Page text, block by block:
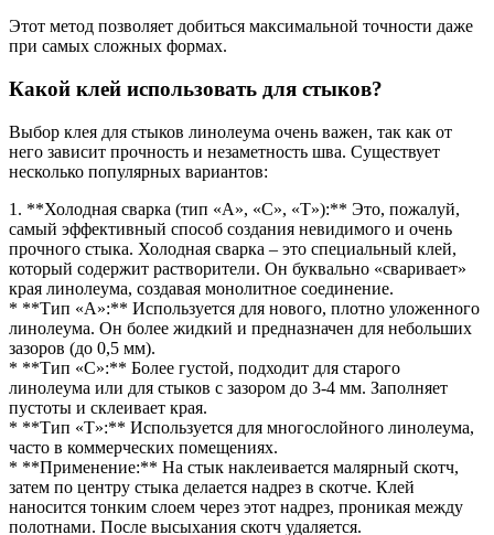
Этот метод позволяет добиться максимальной точности даже
при самых сложных формах.
Какой клей использовать для стыков?
Выбор клея для стыков линолеума очень важен, так как от
него зависит прочность и незаметность шва. Существует
несколько популярных вариантов:
1. **Холодная сварка (тип «А», «С», «Т»):** Это, пожалуй,
самый эффективный способ создания невидимого и очень
прочного стыка. Холодная сварка – это специальный клей,
который содержит растворители. Он буквально «сваривает»
края линолеума, создавая монолитное соединение.
* **Тип «А»:** Используется для нового, плотно уложенного
линолеума. Он более жидкий и предназначен для небольших
зазоров (до 0,5 мм).
* **Тип «С»:** Более густой, подходит для старого
линолеума или для стыков с зазором до 3-4 мм. Заполняет
пустоты и склеивает края.
* **Тип «Т»:** Используется для многослойного линолеума,
часто в коммерческих помещениях.
* **Применение:** На стык наклеивается малярный скотч,
затем по центру стыка делается надрез в скотче. Клей
наносится тонким слоем через этот надрез, проникая между
полотнами. После высыхания скотч удаляется.